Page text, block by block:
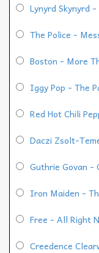
Lynyrd Skynyrd
The Police -
Boston - More
Iggy Pop - The
Red Hot Chili
Daczi Zsolt-
Guthrie Govan -
Iron Maiden -
Free - All Right
Creedence